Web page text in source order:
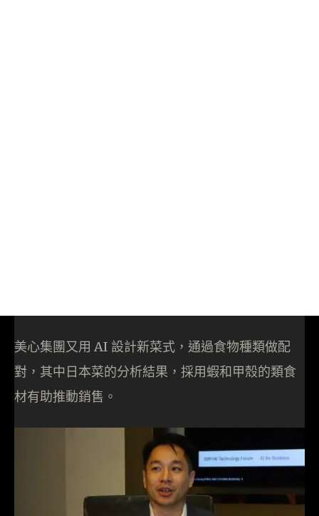
美心集團又用 AI 設計新菜式，通過食物種類做配
對，其中日本菜的分析結果，採用蝦和甲殼的類食
材有助推動銷售。